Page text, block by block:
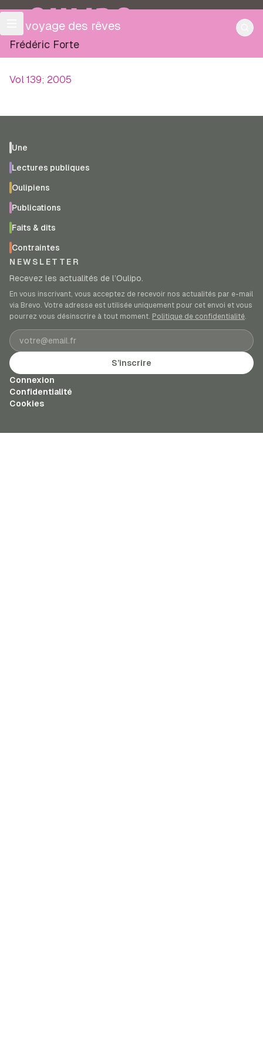
OULIPO
Le voyage des rêves
Frédéric Forte
Vol 139; 2005
Une
Lectures publiques
Oulipiens
Publications
Faits & dits
Contraintes
NEWSLETTER
Recevez les actualités de l’Oulipo.
En vous inscrivant, vous acceptez de recevoir nos actualités par e-mail
via Brevo. Votre adresse est utilisée uniquement pour cet envoi et vous
pourrez vous désinscrire à tout moment. Politique de confidentialité.
Adresse e-mail
S’inscrire
Connexion
Confidentialité
Cookies